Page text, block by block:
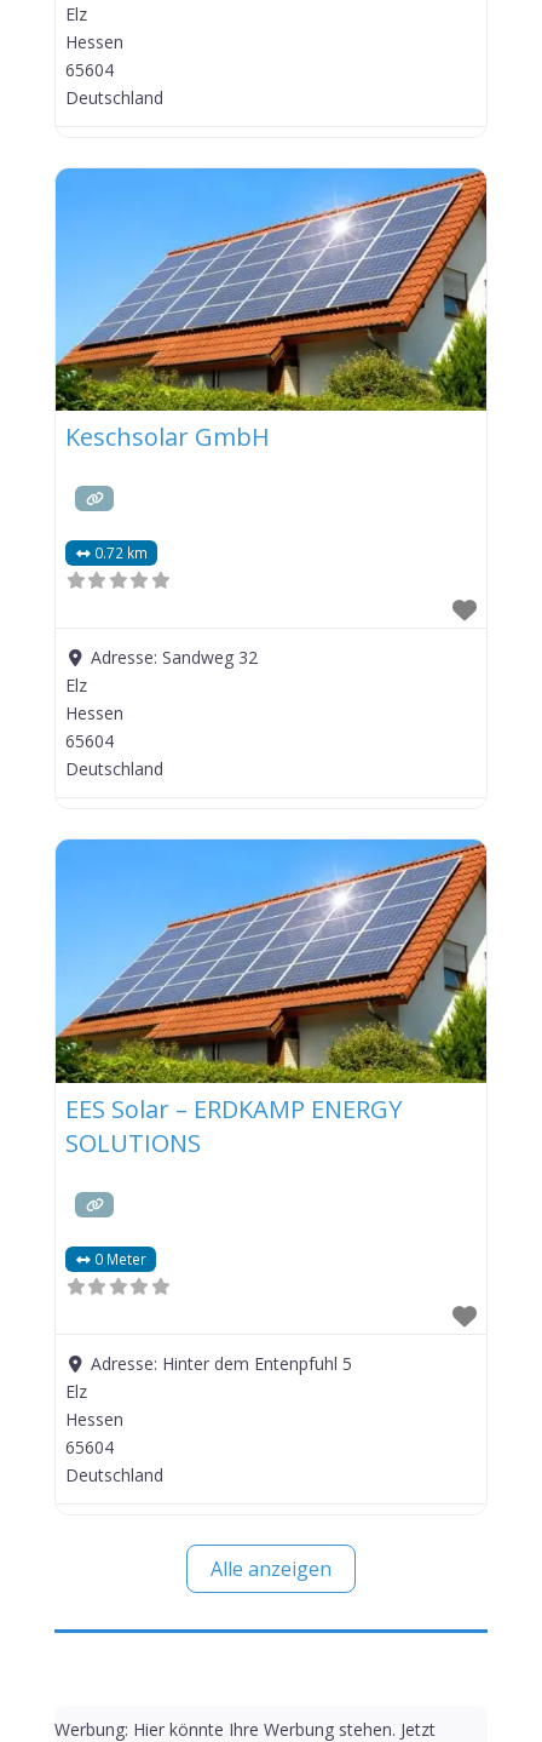
Elz
Hessen
65604
Deutschland
Keschsolar GmbH
0.72 km
Adresse:Sandweg 32
Elz
Hessen
65604
Deutschland
EES Solar – ERDKAMP ENERGY
SOLUTIONS
0 Meter
Adresse: Hinter dem Entenpfuhl 5
Elz
Hessen
65604
Deutschland
Alle anzeigen
Werbung: Hier könnte Ihre Werbung stehen. Jetzt